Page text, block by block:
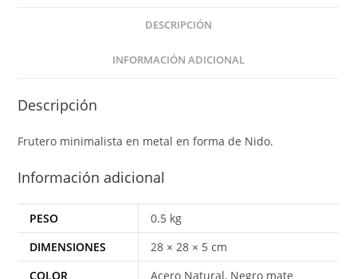
DESCRIPCIÓN
INFORMACIÓN ADICIONAL
Descripción
Frutero minimalista en metal en forma de Nido.
Información adicional
PESO
0.5 kg
DIMENSIONES
28 × 28 × 5 cm
COLOR
Acero Natural, Negro mate